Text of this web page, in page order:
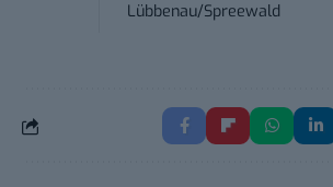
Lübbenau/Spreewald